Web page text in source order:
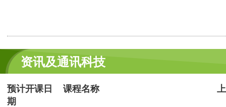
资讯及通讯科技
预计开课日
期
课程名称